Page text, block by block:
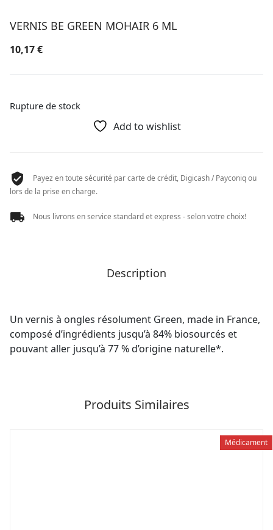
VERNIS BE GREEN MOHAIR 6 ML
10,17€
Rupture de stock
Add to wishlist
Payez en toute sécurité par carte de crédit, Digicash / Payconiq ou
lors de la prise en charge.
Nous livrons en service standard et express - selon votre choix!
Description
Un vernis à ongles résolument Green, made in France,
composé d’ingrédients jusqu’à 84% biosourcés et
pouvant aller jusqu’à 77 % d’origine naturelle*.
Produits Similaires
Médicament